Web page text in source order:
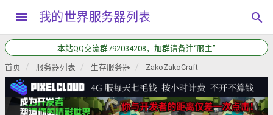
menu 我的世界服务器列表 search
本站QQ交流群792034208，加群请备注“服主”
首页 服务器列表 生存服务器 ZakoZakoCraft